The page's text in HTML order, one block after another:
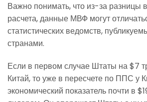
Важно понимать, что из-за разницы
расчета, данные МВФ могут
статистических ведомств,
странами.
Если в первом случае Штаты на $7
Китай, то уже в пересчете по ППС у
экономический показатель почти в